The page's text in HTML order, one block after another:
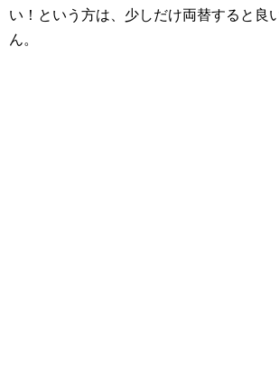
い！という方は、少しだけ両替すると良
ん。